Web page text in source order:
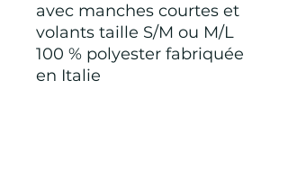
avec manches courtes et
volants taille S/M ou M/L
100 % polyester fabriquée
en Italie